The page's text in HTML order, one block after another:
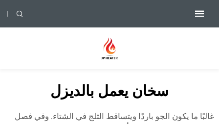
سخان يعمل بالديزل
غالبًا ما يكون الجو باردًا ويتساقط الثلج في الشتاء. وفي فصل